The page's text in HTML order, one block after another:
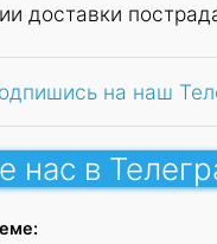
доставки
на наш
нас в